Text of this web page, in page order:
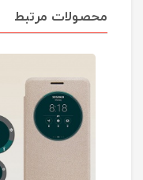
محصولات مرتبط